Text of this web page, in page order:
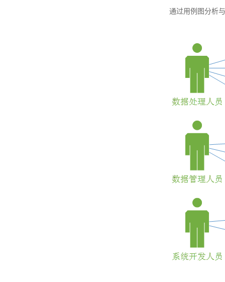
通过用例图分析